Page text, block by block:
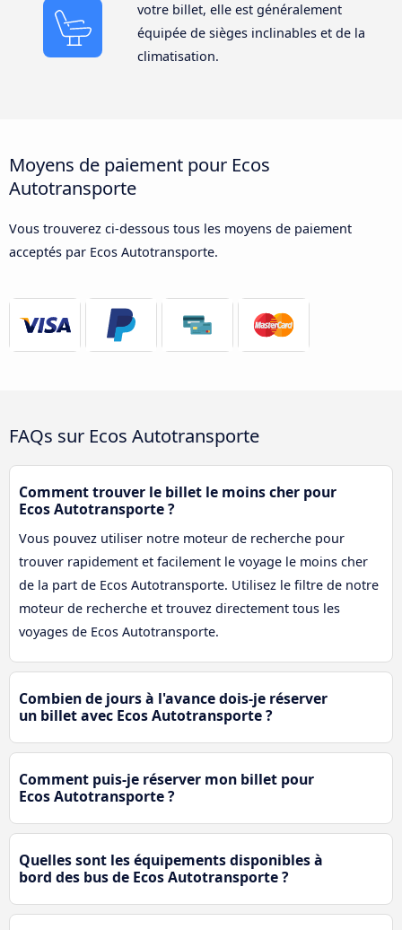
votre billet, elle est généralement
équipée de sièges inclinables et de la
climatisation.
Moyens de paiement pour Ecos
Autotransporte
Vous trouverez ci-dessous tous les moyens de paiement
acceptés par Ecos Autotransporte.
FAQs sur Ecos Autotransporte
Comment trouver le billet le moins cher pour
Ecos Autotransporte ?
Vous pouvez utiliser notre moteur de recherche pour
trouver rapidement et facilement le voyage le moins cher
de la part de Ecos Autotransporte. Utilisez le filtre de notre
moteur de recherche et trouvez directement tous les
voyages de Ecos Autotransporte.
Combien de jours à l'avance dois-je réserver
un billet avec Ecos Autotransporte ?
Comment puis-je réserver mon billet pour
Ecos Autotransporte ?
Quelles sont les équipements disponibles à
bord des bus de Ecos Autotransporte ?